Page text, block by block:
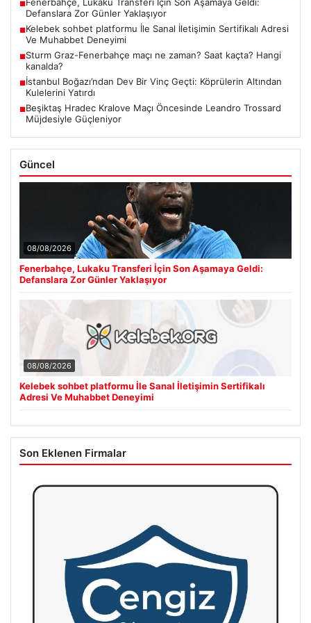
■
Defanslara Zor Günler Yaklaşıyor
■Kelebek sohbet platformu İle Sanal İletişimin Sertifikalı Adresi
Ve Muhabbet Deneyimi
■Sturm Graz-Fenerbahçe maçı ne zaman? Saat kaçta? Hangi
kanalda?
■İstanbul Boğazı’ndan Dev Bir Vinç Geçti: Köprülerin Altından
Kulelerini Yatırdı
■Beşiktaş Hradec Kralove Maçı Öncesinde Leandro Trossard
Müjdesiyle Güçleniyor
Güncel
08/08/2026
Fenerbahçe, Lukaku Transferi İçin Son Aşamaya Geldi:
Defanslara Zor Günler Yaklaşıyor
08/08/2026
Kelebek sohbet platformu İle Sanal İletişimin Sertifikalı
Adresi Ve Muhabbet Deneyimi
Son Eklenen Firmalar